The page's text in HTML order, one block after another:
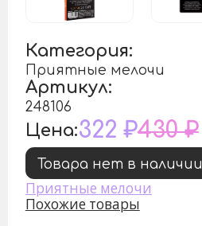
Категория:
Приятные мелочи
Артикул:
248106
Цена:322 ₽430 ₽
Товара нет в наличии
Приятные мелочи
Похожие товары